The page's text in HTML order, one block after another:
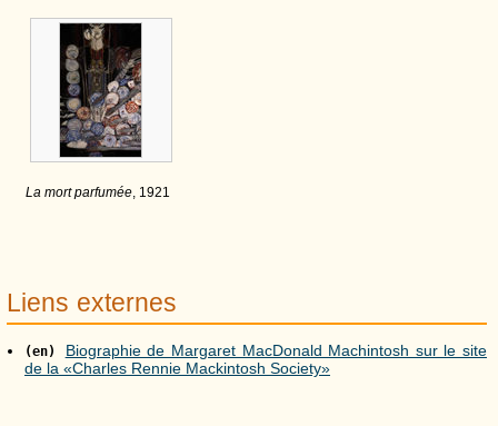
La mort parfumée, 1921
Liens externes
(en) Biographie de Margaret MacDonald Machintosh sur le site
de la «Charles Rennie Mackintosh Society»